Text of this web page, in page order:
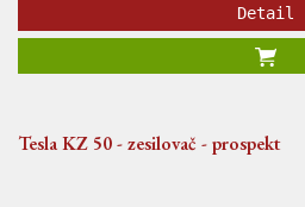
Detail
Tesla KZ 50 - zesilovač - prospekt